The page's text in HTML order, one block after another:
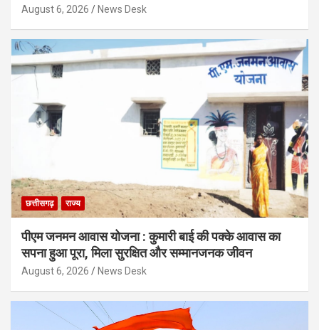
August 6, 2026 News Desk
छत्तीसगढ़ राज्य
पीएम जनमन आवास योजना : कुमारी बाई की पक्के आवास का
सपना हुआ पूरा, मिला सुरक्षित और सम्मानजनक जीवन
August 6, 2026 News Desk